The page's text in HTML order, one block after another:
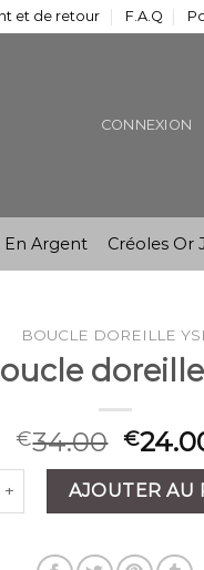
et de retour F.A.Q
CONNEXION
En Argent Créoles Or
BOUCLE DOREILLE YSL
doreille
€34.00 €
de boucle doreille ysl
AJOUTER AU